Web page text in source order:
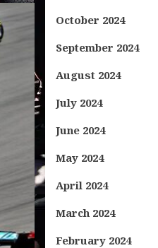
October 2024
September 2024
August 2024
July 2024
June 2024
May 2024
April 2024
March 2024
February 2024